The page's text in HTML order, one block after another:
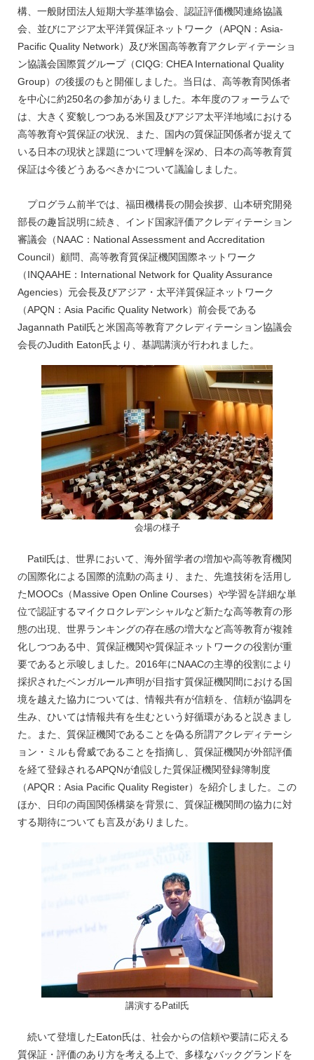
構、一般財団法人短期大学基準協会、認証評価機関連絡協議
会、並びにアジア太平洋質保証ネットワーク（APQN：Asia-
Pacific Quality Network）及び米国高等教育アクレディテーショ
ン協議会国際質グループ（CIQG: CHEA International Quality
Group）の後援のもと開催しました。当日は、高等教育関係者
を中心に約250名の参加がありました。本年度のフォーラムで
は、大きく変貌しつつある米国及びアジア太平洋地域における
高等教育や質保証の状況、また、国内の質保証関係者が捉えて
いる日本の現状と課題について理解を深め、日本の高等教育質
保証は今後どうあるべきかについて議論しました。
プログラム前半では、福田機構長の開会挨拶、山本研究開発
部長の趣旨説明に続き、インド国家評価アクレディテーション
審議会（NAAC：National Assessment and Accreditation
Council）顧問、高等教育質保証機関国際ネットワーク
（INQAAHE：International Network for Quality Assurance
Agencies）元会長及びアジア・太平洋質保証ネットワーク
（APQN：Asia Pacific Quality Network）前会長である
Jagannath Patil氏と米国高等教育アクレディテーション協議会
会長のJudith Eaton氏より、基調講演が行われました。
会場の様子
Patil氏は、世界において、海外留学者の増加や高等教育機関
の国際化による国際的流動の高まり、また、先進技術を活用し
たMOOCs（Massive Open Online Courses）や学習を詳細な単
位で認証するマイクロクレデンシャルなど新たな高等教育の形
態の出現、世界ランキングの存在感の増大など高等教育が複雑
化しつつある中、質保証機関や質保証ネットワークの役割が重
要であると示唆しました。2016年にNAACの主導的役割により
採択されたベンガルール声明が目指す質保証機関間における国
境を越えた協力については、情報共有が信頼を、信頼が協調を
生み、ひいては情報共有を生むという好循環があると説きまし
た。また、質保証機関であることを偽る所謂アクレディテーシ
ョン・ミルも脅威であることを指摘し、質保証機関が外部評価
を経て登録されるAPQNが創設した質保証機関登録簿制度
（APQR：Asia Pacific Quality Register）を紹介しました。この
ほか、日印の両国関係構築を背景に、質保証機関間の協力に対
する期待についても言及がありました。
講演するPatil氏
続いて登壇したEaton氏は、社会からの信頼や要請に応える
質保証・評価のあり方を考える上で、多様なバックグランドを